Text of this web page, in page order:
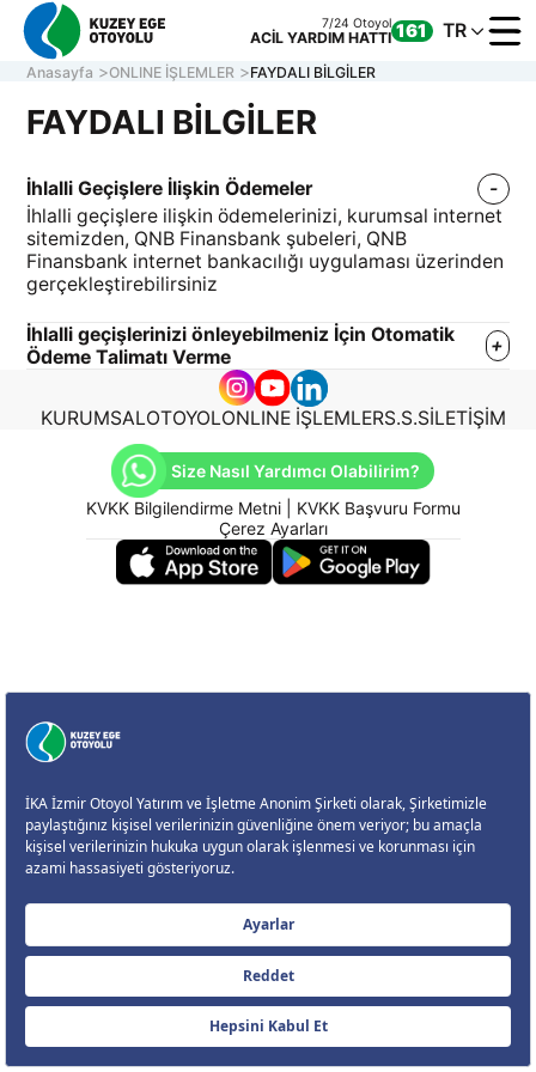
7/24 Otoyol
ACİL YARDIM HATTI 161 TR
OTOYOL
Müşteri Hizmetleri
7/24 Otoyol
ACİL YARDIM HATTI
Anasayfa ONLINE İŞLEMLER FAYDALI BİLGİLER
FAYDALI BİLGİLER
İhlalli Geçişlere İlişkin Ödemeler
İhlalli geçişlere ilişkin ödemelerinizi, kurumsal internet
sitemizden, QNB Finansbank şubeleri, QNB
Finansbank internet bankacılığı uygulaması üzerinden
gerçekleştirebilirsiniz
İhlalli geçişlerinizi önleyebilmeniz İçin Otomatik
Ödeme Talimatı Verme
KURUMSALOTOYOLONLINE İŞLEMLERS.S.SİLETİŞİM
Size Nasıl Yardımcı Olabilirim?
KVKK Bilgilendirme Metni| KVKK Başvuru Formu
Çerez Ayarları